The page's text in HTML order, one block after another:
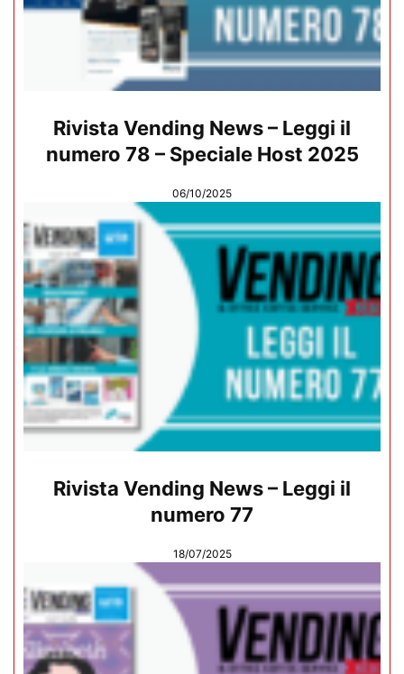
Rivista Vending News – Leggi il
numero 78 – Speciale Host 2025
06/10/2025
Rivista Vending News – Leggi il
numero 77
18/07/2025